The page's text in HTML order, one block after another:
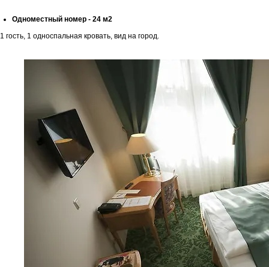
Одноместный номер - 24 м2
1 гость, 1 односпальная кровать, вид на город.
Напишите нам и мы ответим в самое
ближайшее время
Остались
вопросы?